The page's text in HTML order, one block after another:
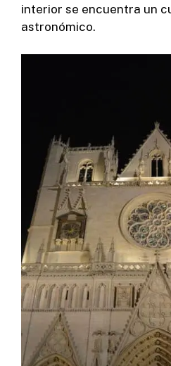
interior se encuentra un
astronómico.